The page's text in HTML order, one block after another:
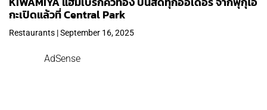
กะเปิดแล้วที่ Central Park
Restaurants | September 16, 2025
AdSense